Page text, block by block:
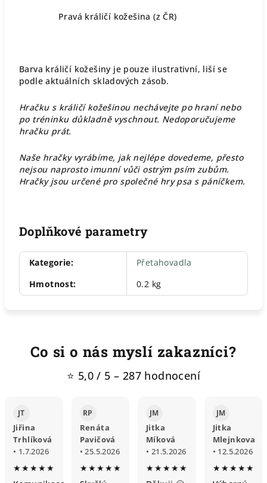
Pravá králičí kožešina (z ČR)
Barva králičí kožešiny je pouze ilustrativní, liší se
podle aktuálních skladových zásob.
Hračku s králičí kožešinou nechávejte po hraní nebo
po tréninku důkladně vyschnout. Nedoporučujeme
hračku prát.
Naše hračky vyrábíme, jak nejlépe dovedeme, přesto
nejsou naprosto imunní vůči ostrým psím zubům.
Hračky jsou určené pro společné hry psa s páníčkem.
Doplňkové parametry
Kategorie:
Přetahovadla
Hmotnost: 0.2 kg
Co si o nás myslí zakazníci?
⭐ 5,0 / 5 – 287 hodnocení
JT
Jiřina
Trhlíková
• 1.7.2026
★★★★★
RP
Renáta
Pavičová
• 25.5.2026
★★★★★
JM
Jitka
Míková
• 21.5.2026
★★★★★
JM
Jitka
Mlejnkova
• 12.5.2026
★★★★★